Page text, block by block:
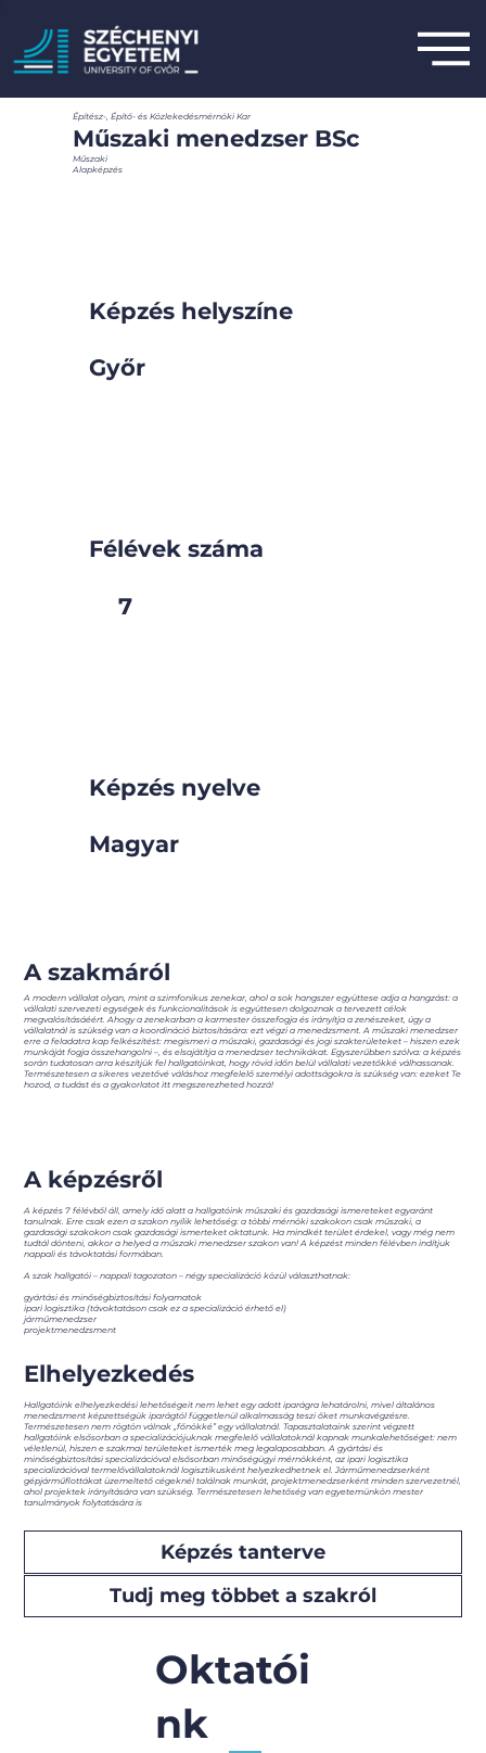
Műszaki menedzser BSc
Műszaki
Alapképzés
Építész-, Építő- és Közlekedésmérnöki Kar
A képzésről
A képzés 7 félévből áll, amely idő alatt a hallgatóink műszaki és gazdasági ismereteket egyaránt
tanulnak. Erre csak ezen a szakon nyílik lehetőség: a többi mérnöki szakokon csak műszaki, a
gazdasági szakokon csak gazdasági ismerteket oktatunk. Ha mindkét terület érdekel, vagy még nem
tudtál dönteni, akkor a helyed a műszaki menedzser szakon van! A képzést minden félévben indítjuk
nappali és távoktatási formában.
A szak hallgatói – nappali tagozaton – négy specializáció közül választhatnak:
gyártási és minőségbiztosítási folyamatok
ipari logisztika (távoktatáson csak ez a specializáció érhető el)
járműmenedzser
projektmenedzsment
Képzés helyszíne
Győr
Félévek száma
7
Képzés nyelve
Magyar
A szakmáról
A modern vállalat olyan, mint a szimfonikus zenekar, ahol a sok hangszer együttese adja a hangzást: a
vállalati szervezeti egységek és funkcionalitások is együttesen dolgoznak a tervezett célok
megvalósításáéért. Ahogy a zenekarban a karmester összefogja és irányítja a zenészeket, úgy a
vállalatnál is szükség van a koordináció biztosítására: ezt végzi a menedzsment. A műszaki menedzser
erre a feladatra kap felkészítést: megismeri a műszaki, gazdasági és jogi szakterületeket – hiszen ezek
munkáját fogja összehangolni –, és elsajátítja a menedzser technikákat. Egyszerűbben szólva: a képzés
során tudatosan arra készítjük fel hallgatóinkat, hogy rövid időn belül vállalati vezetőkké válhassanak.
Természetesen a sikeres vezetővé váláshoz megfelelő személyi adottságokra is szükség van: ezeket Te
hozod, a tudást és a gyakorlatot itt megszerezheted hozzá!
Elhelyezkedés
Hallgatóink elhelyezkedési lehetőségeit nem lehet egy adott iparágra lehatárolni, mivel általános
menedzsment képzettségük iparágtól függetlenül alkalmasság teszi őket munkavégzésre.
Természetesen nem rögtön válnak „főnökké” egy vállalatnál. Tapasztalataink szerint végzett
hallgatóink elsősorban a specializációjuknak megfelelő vállalatoknál kapnak munkalehetőséget: nem
véletlenül, hiszen e szakmai területeket ismerték meg legalaposabban. A gyártási és
minőségbiztosítási specializációval elsősorban minőségügyi mérnökként, az ipari logisztika
specializációval termelővállalatoknál logisztikusként helyezkedhetnek el. Járműmenedzserként
gépjárműflottákat üzemeltető cégeknél találnak munkát, projektmenedzserként minden szervezetnél,
ahol projektek irányítására van szükség. Természetesen lehetőség van egyetemünkön mester
tanulmányok folytatására is
Képzés tanterve
Tudj meg többet a szakról
Oktatói
nk